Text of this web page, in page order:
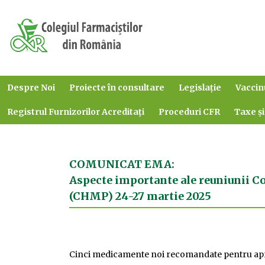
Despre Noi Proiecte în consultare Legislație
Registrul Furnizorilor Acreditați Proceduri CFR Taxe
COMUNICAT EMA:
Aspecte importante ale reuniunii
(CHMP) 24-27 martie 2025
Cinci medicamente noi recomandate pentru